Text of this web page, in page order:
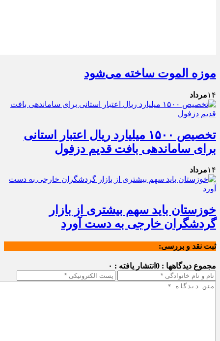
موزه الموت ساخته می‌شود
۱۴مرداد
تخصیص ۱۵۰۰ میلیارد ریال اعتبار استانی
برای ساماندهی بافت قدیم دزفول
۱۴مرداد
خوزستان باید سهم بیشتری از بازار
گردشگران خارجی به دست آورد
ثبت نقد و بررسی:
مجموع دیدگاهها : 0 انتشار یافته : ۰